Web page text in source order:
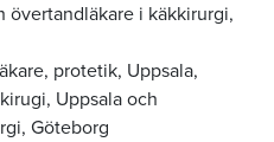
övertandläkare i käkkirurgi,
protetik, Uppsala,
Uppsala och
Göteborg